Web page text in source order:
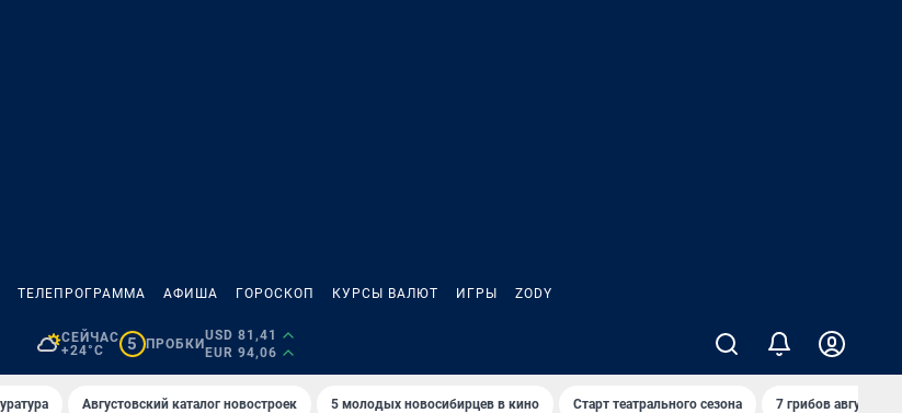
ТЕЛЕПРОГРАММА АФИША ГОРОСКОП КУРСЫ ВАЛЮТ ИГРЫ ZODY
СЕЙЧАС
+24°C
5 ПРОБКИ
USD 81,41
EUR 94,06
Августовский каталог новостроек 5 молодых новосибирцев в кино Старт театрального сезона 7 грибов августа